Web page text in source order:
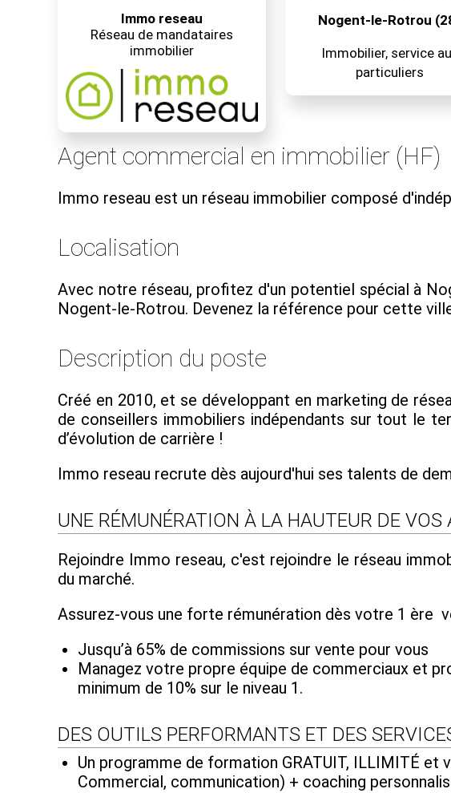
Immo reseau
Réseau de mandataires
immobilier
Nogent-le-Rotrou
Immobilier, service
particuliers
Agent commercial en immobilier (HF)
Immo reseau est un réseau immobilier composé
Localisation
Avec notre réseau, profitez d'un potentiel spécial à
Nogent-le-Rotrou. Devenez la référence pour cette
Description du poste
Créé en 2010, et se développant en marketing de
de conseillers immobiliers indépendants sur tout le
d’évolution de carrière !
Immo reseau recrute dès aujourd'hui ses talents de
UNE RÉMUNÉRATION À LA HAUTEUR DE
Rejoindre Immo reseau, c'est rejoindre le réseau
du marché.
Assurez-vous une forte rémunération dès votre 1 ère
Jusqu’à 65% de commissions sur vente pour vous
Managez votre propre équipe de commerciaux et
minimum de 10% sur le niveau 1.
DES OUTILS PERFORMANTS ET DES
Un programme de formation GRATUIT, ILLIMITÉ et
Commercial, communication) + coaching